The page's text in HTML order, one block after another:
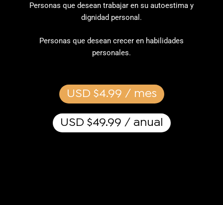
Personas que desean trabajar en su autoestima y
dignidad personal.
Personas que desean crecer en habilidades
personales.
USD $4.99 / mes
USD $49.99 / anual